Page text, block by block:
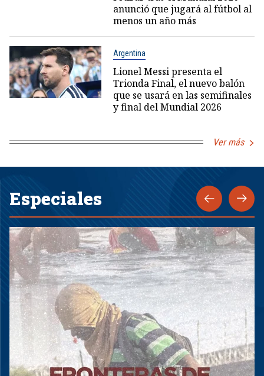
anunció que jugará al fútbol al
menos un año más
Argentina
Lionel Messi presenta el
Trionda Final, el nuevo balón
que se usará en las semifinales
y final del Mundial 2026
Ver más
Especiales